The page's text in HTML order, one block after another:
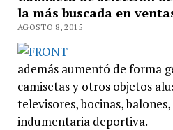
la más buscada en
AGOSTO 8, 2015
además aumentó de forma
camisetas y otros objetos
televisores, bocinas,
indumentaria deportiva.